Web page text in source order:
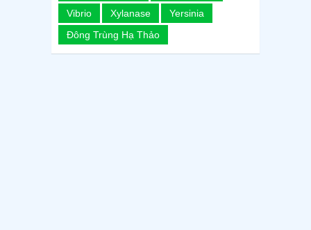
Vibrio
Xylanase
Yersinia
Đông Trùng Hạ Thảo